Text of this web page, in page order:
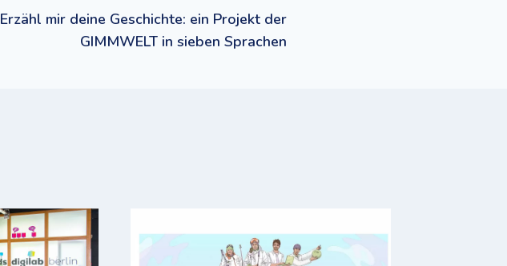
Erzähl mir deine Geschichte: ein Projekt der
GIMMWELT in sieben Sprachen